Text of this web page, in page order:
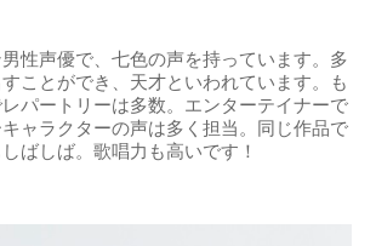
性声優で、七色の声を持っています。多
ことができ、天才といわれています。も
パートリーは多数。エンターテイナーで
ャラクターの声は多く担当。同じ作品で
ばしば。歌唱力も高いです！